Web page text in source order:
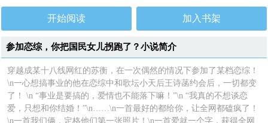
开始阅读 加入书架
参加恋综，你把国民女儿拐跑了？小说简介
穿越成某十八线网红的苏衡，在一次偶然的情况下参加了某档恋综！
\n一心想搞事业的他在恋综中和歌坛小天后王诗菡约会后，一切都变
了！ \n “事业是要搞的，爱情也不能落下嘛！”\n “我真的不想谈恋
爱，只想和你结婚！”\n……\n一首最好的都给你，让全网都磕疯了！
\n一首我们俩，定格他们第一张照片！\n一首爱就一个字，获得全网